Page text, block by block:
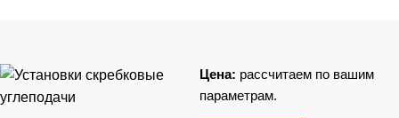
Цена: рассчитаем по вашим
параметрам.